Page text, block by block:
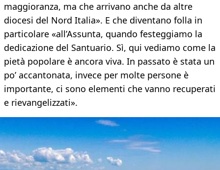
maggioranza, ma che arrivano anche da altre
diocesi del Nord Italia». E che diventano folla in
particolare «all’Assunta, quando festeggiamo la
dedicazione del Santuario. Sì, qui vediamo come la
pietà popolare è ancora viva. In passato è stata un
po’ accantonata, invece per molte persone è
importante, ci sono elementi che vanno recuperati
e rievangelizzati».